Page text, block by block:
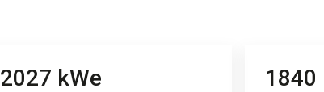
2027 kWe 1840